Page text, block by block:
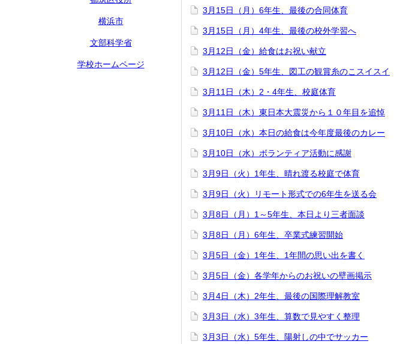
横浜市
文部科学省
学校ホームページ
3月15日（月）6年生、最後の合同体育
3月15日（月）4年生、最後の校外学習へ
3月12日（金）給食はお祝い献立
3月12日（金）5年生、図工の観賞糸のこスイスイ
3月11日（木）2・4年生、校庭体育
3月11日（木）東日本大震災から１０年目を追悼
3月10日（水）本日の給食は今年度最後のカレー
3月10日（水）ボランティア活動に感謝
3月9日（火）1年生、晴れ渡る校庭で体育
3月9日（火）リモート形式での6年生を送る会
3月8日（月）1～5年生、本日より三者面談
3月8日（月）6年生、卒業式練習開始
3月5日（金）1年生、1年間の思い出を書く
3月5日（金）各学年からのお祝いの壁画掲示
3月4日（木）2年生、最後の国際理解教室
3月3日（水）3年生、算数で見やすく整理
3月3日（水）5年生、陽射しの中でサッカー